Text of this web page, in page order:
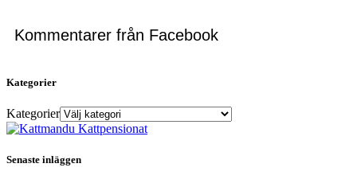
Kommentarer från Facebook
Kategorier
Kategorier
Senaste inläggen